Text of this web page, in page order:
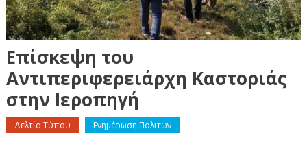
Επίσκεψη του
Αντιπεριφερειάρχη Καστοριάς
στην Ιεροπηγή
Δελτία Τύπου Ενημέρωση Πολιτών